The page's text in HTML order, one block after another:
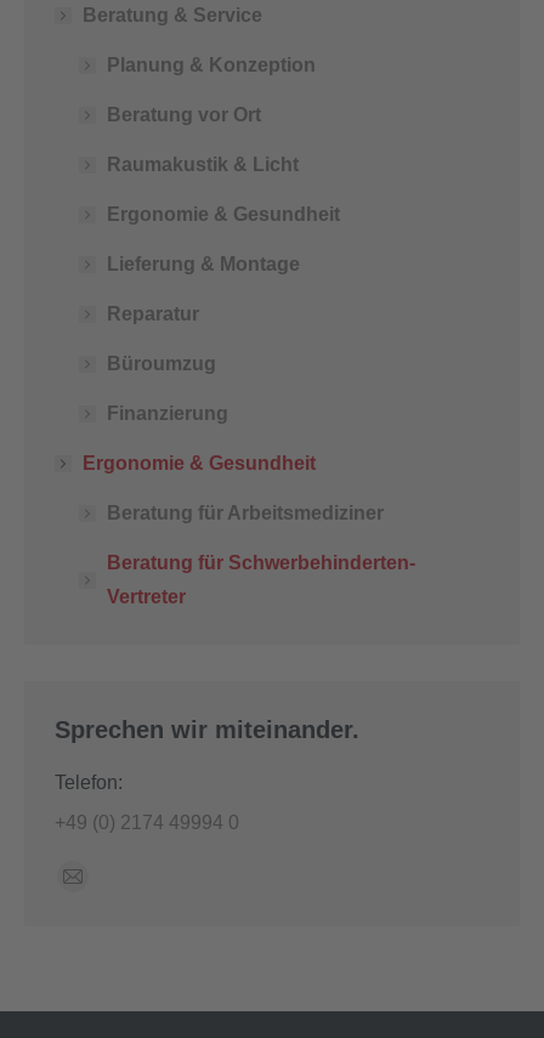
Beratung & Service
Planung & Konzeption
Beratung vor Ort
Raumakustik & Licht
Ergonomie & Gesundheit
Lieferung & Montage
Reparatur
Büroumzug
Finanzierung
Ergonomie & Gesundheit
Beratung für Arbeitsmediziner
Beratung für Schwerbehinderten-
Vertreter
Sprechen wir miteinander.
Telefon:
+49 (0) 2174 49994 0
Finden Sie uns auf:
E-
in